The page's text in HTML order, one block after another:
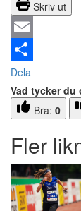
Skriv ut
Email
Dela
Vad tycker du
Bra: 0
Fler